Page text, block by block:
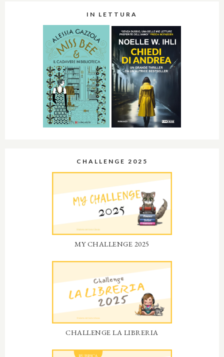
IN LETTURA
CHALLENGE 2025
MY CHALLENGE 2025
CHALLENGE LA LIBRERIA